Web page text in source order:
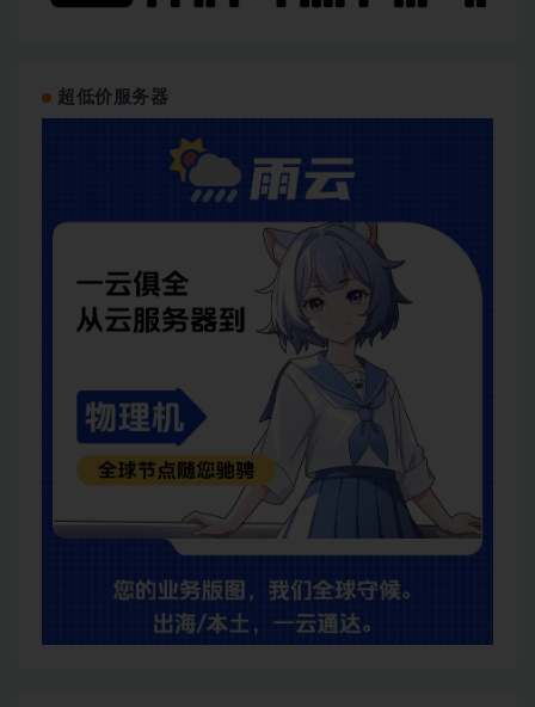
超低价服务器